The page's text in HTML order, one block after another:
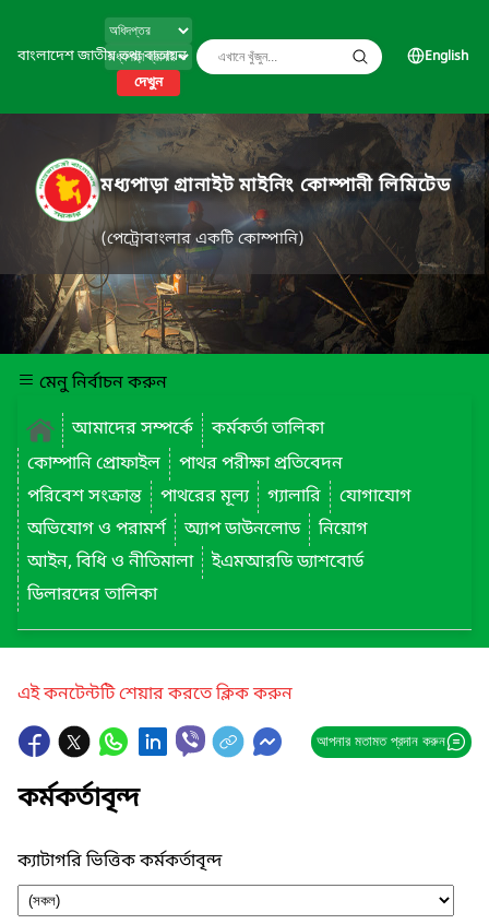
বাংলাদেশ জাতীয় তথ্য বাতায়ন
দেখুন
English
মধ্যপাড়া গ্রানাইট মাইনিং কোম্পানী লিমিটেড
(পেট্রোবাংলার একটি কোম্পানি)
মেনু নির্বাচন করুন
আমাদের সম্পর্কে
কর্মকর্তা তালিকা
কোম্পানি প্রোফাইল
পাথর পরীক্ষা প্রতিবেদন
পরিবেশ সংক্রান্ত
পাথরের মূল্য গ্যালারি
যোগাযোগ
অভিযোগ ও পরামর্শ
অ্যাপ ডাউনলোড
নিয়োগ
আইন, বিধি ও নীতিমালা
ইএমআরডি ড্যাশবোর্ড
ডিলারদের তালিকা
এই কনটেন্টটি শেয়ার করতে ক্লিক করুন
আপনার মতামত প্রদান করুন
কর্মকর্তাবৃন্দ
ক্যাটাগরি ভিত্তিক কর্মকর্তাবৃন্দ